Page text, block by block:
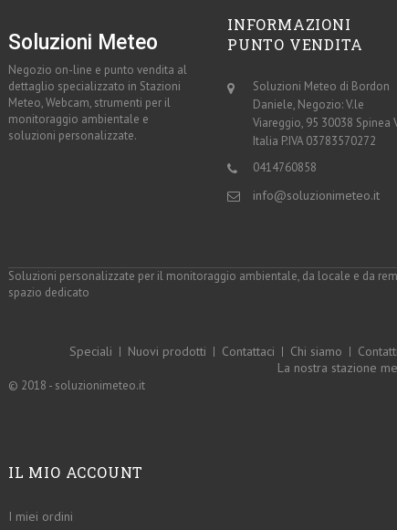
Soluzioni Meteo
Negozio on-line e punto vendita al
dettaglio specializzato in Stazioni
Meteo, Webcam, strumenti per il
monitoraggio ambientale e
soluzioni personalizzate.
INFORMAZIONI
PUNTO VENDITA
Soluzioni Meteo di Bordon
Daniele, Negozio: V.le
Viareggio, 95 30038 Spinea
Italia P.IVA 03783570272
0414760858
info@soluzionimeteo.it
Soluzioni personalizzate per il monitoraggio ambientale, da locale e da
spazio dedicato
Speciali Nuovi prodotti Contattaci Chi siamo Contatti
La nostra stazione
© 2018 - soluzionimeteo.it
IL MIO ACCOUNT
I miei ordini